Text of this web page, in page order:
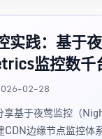
实践：基于
监控数千
02-28
享基于夜莺监控（
边缘节点监控体